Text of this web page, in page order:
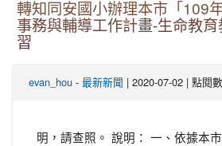
轉知同安國小辦理本市「109
事務與輔導工作計畫-生命教
習
evan_hou - 最新新聞 | 2020-07-02 | 點閱
明，請查照。 說明： 一、依據本